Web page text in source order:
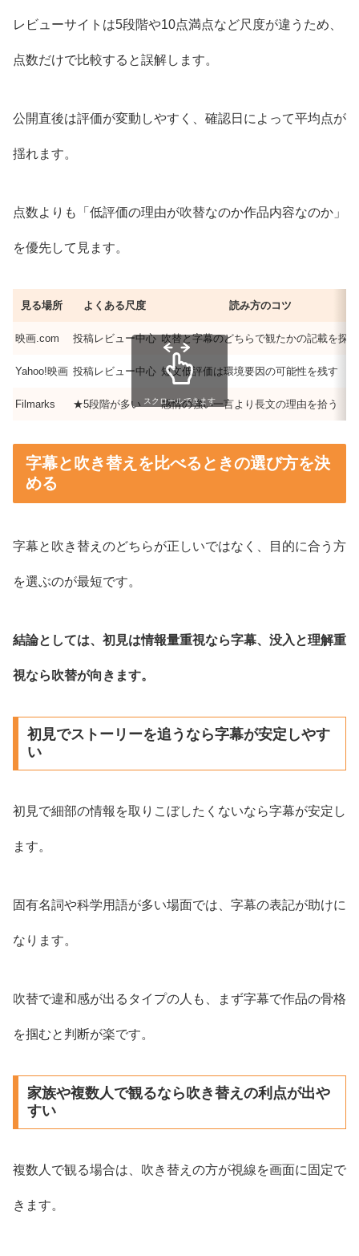
レビューサイトは5段階や10点満点など尺度が違うため、
点数だけで比較すると誤解します。
公開直後は評価が変動しやすく、確認日によって平均点が
揺れます。
点数よりも「低評価の理由が吹替なのか作品内容なのか」
を優先して見ます。
見る場所 よくある尺度 読み方のコツ
映画.com 投稿レビュー中心 吹替と字幕のどちらで観たかの記載を探す
Yahoo!映画 投稿レビュー中心 短文低評価は環境要因の可能性を残す
Filmarks ★5段階が多い 感情の強い一言より長文の理由を拾う
スクロールできます
字幕と吹き替えを比べるときの選び方を決
める
字幕と吹き替えのどちらが正しいではなく、目的に合う方
を選ぶのが最短です。
結論としては、初見は情報量重視なら字幕、没入と理解重
視なら吹替が向きます。
初見でストーリーを追うなら字幕が安定しやす
い
初見で細部の情報を取りこぼしたくないなら字幕が安定し
ます。
固有名詞や科学用語が多い場面では、字幕の表記が助けに
なります。
吹替で違和感が出るタイプの人も、まず字幕で作品の骨格
を掴むと判断が楽です。
家族や複数人で観るなら吹き替えの利点が出や
すい
複数人で観る場合は、吹き替えの方が視線を画面に固定で
きます。